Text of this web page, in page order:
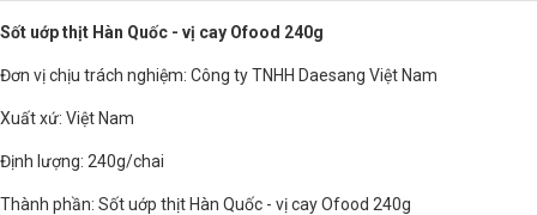
Sốt uớp thịt Hàn Quốc - vị cay Ofood 240g
Đơn vị chịu trách nghiệm: Công ty TNHH Daesang Việt Nam
Xuất xứ: Việt Nam
Định lượng: 240g/chai
Thành phần: Sốt uớp thịt Hàn Quốc - vị cay Ofood 240g